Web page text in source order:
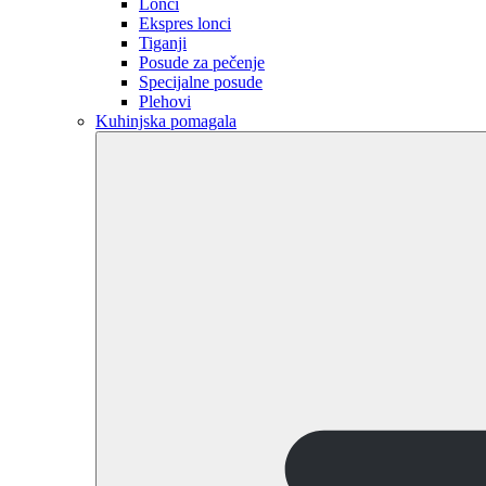
Lonci
Ekspres lonci
Tiganji
Posude za pečenje
Specijalne posude
Plehovi
Kuhinjska pomagala